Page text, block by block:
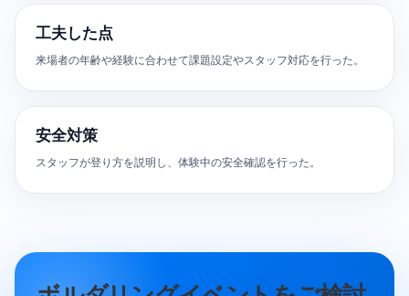
工夫した点
来場者の年齢や経験に合わせて課題設定やスタッフ対応を行った。
安全対策
スタッフが登り方を説明し、体験中の安全確認を行った。